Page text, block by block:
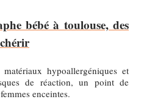
bébé à toulouse, des
hypoallergéniques et
de réaction, un point de
enceintes.